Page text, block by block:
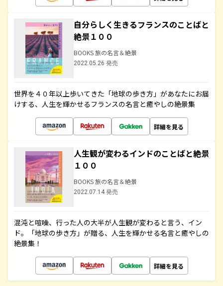
自分らしく生きるフランスのことばと
絶景１００
BOOKS 旅の名言＆絶景
2022.05.26 発売
世界を４０年以上歩いてきた「地球の歩き方」があなたにお届
けする、人生を輝かせるフランスの名言と癒やしの絶景集
詳細を見る
人生観が変わるインドのことばと絶景
１００
BOOKS 旅の名言＆絶景
2022.07.14 発売
混沌と喧噪、行った人の大半が人生観が変わると言う、イン
ド。「地球の歩き方」が贈る、人生を輝かせる名言と癒やしの
絶景集！
詳細を見る